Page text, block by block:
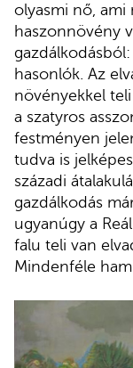
olyasmi nő, ami
haszonnövény
hasonlók. Az
növényekkel
a szatyros
festményen
tudva is
századi
gazdálkodás
ugyanúgy a
falu teli van
Mindenféle